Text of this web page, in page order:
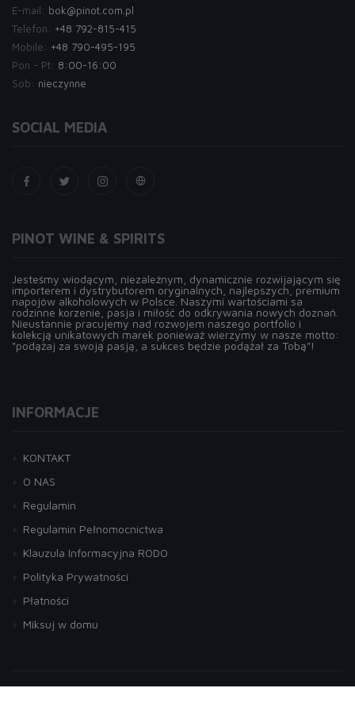
E-mail: bok@pinot.com.pl
Telefon: +48 792-815-415
Mobile: +48 790-495-195
Pon - Pt: 8:00-16:00
Sob: nieczynne
SOCIAL MEDIA
PINOT WINE & SPIRITS
Jesteśmy wiodącym, niezależnym, dynamicznie rozwijającym się
importerem i dystrybutorem oryginalnych, najlepszych, premium
napojów alkoholowych w Polsce. Naszymi wartościami sa
rodzinne korzenie, pasja i miłość do odkrywania nowych doznań.
Nieustannie pracujemy nad rozwojem naszego portfolio i
kolekcją unikatowych marek ponieważ wierzymy w nasze motto:
"podążaj za swoją pasją, a sukces będzie podążał za Tobą"!
INFORMACJE
KONTAKT
O NAS
Regulamin
Regulamin Pełnomocnictwa
Klauzula Informacyjna RODO
Polityka Prywatności
Płatności
Miksuj w domu